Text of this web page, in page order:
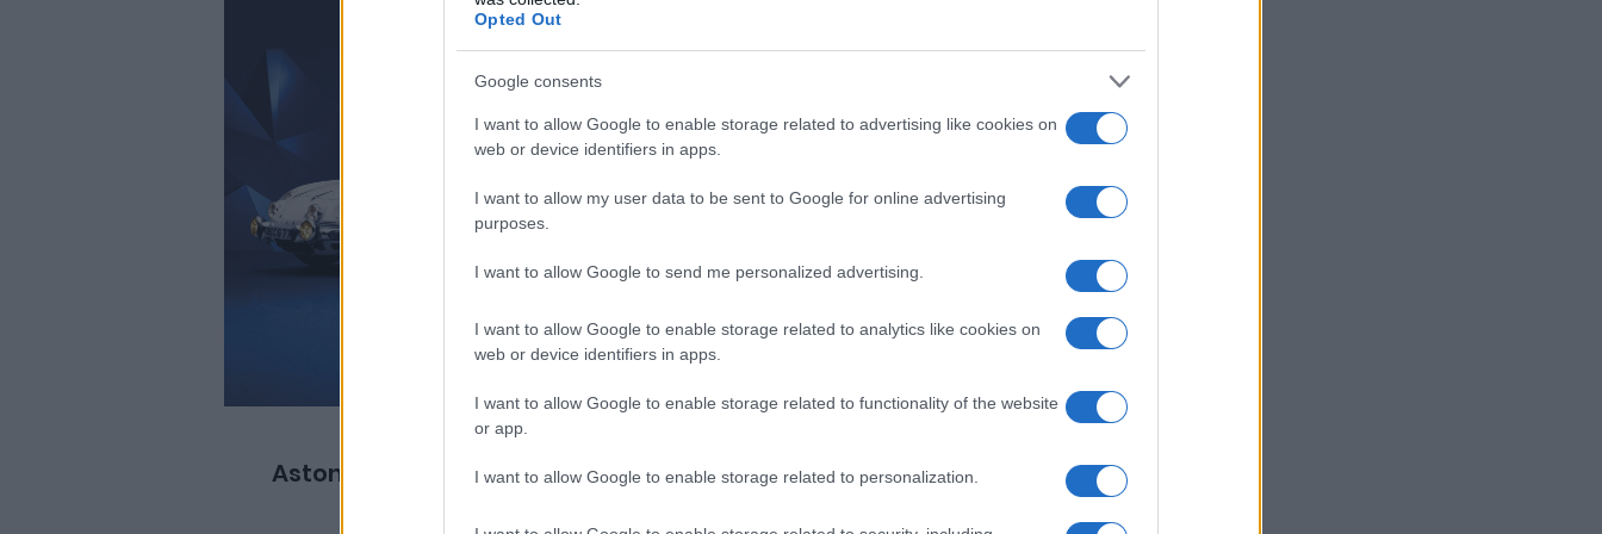
Opted Out
Google consents
I want to allow Google to enable storage related to advertising like cookies on
web or device identifiers in apps.
I want to allow my user data to be sent to Google for online advertising
purposes.
I want to allow Google to send me personalized advertising.
I want to allow Google to enable storage related to analytics like cookies on
web or device identifiers in apps.
I want to allow Google to enable storage related to functionality of the website
or app.
I want to allow Google to enable storage related to personalization.
Zobacz 27 zdjęć
Aston Martin